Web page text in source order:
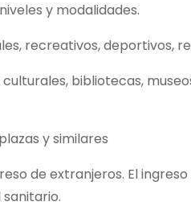
y modalidades.
recreativos, deportivos,
bibliotecas,
y similares
de extranjeros. El